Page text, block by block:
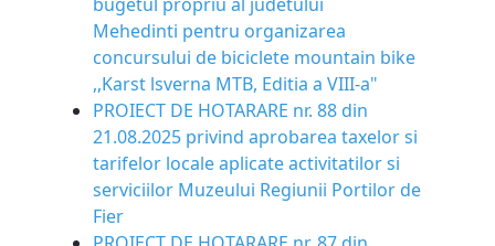
bugetul propriu al judetului
Mehedinti pentru organizarea
concursului de biciclete mountain bike
,,Karst lsverna MTB, Editia a VIII-a"
PROIECT DE HOTARARE nr. 88 din
21.08.2025 privind aprobarea taxelor si
tarifelor locale aplicate activitatilor si
serviciilor Muzeului Regiunii Portilor de
Fier